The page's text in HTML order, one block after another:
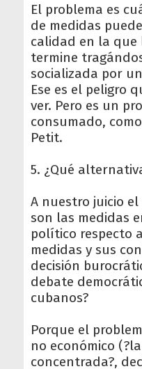
El problema es
de medidas
calidad en la
termine
socializada por
Ese es el peligro
ver. Pero es un
consumado,
Petit.
5. ¿Qué
A nuestro juicio
son las medidas
político respecto
medidas y sus
decisión
debate
cubanos?
Porque el
no económico
concentrada?,